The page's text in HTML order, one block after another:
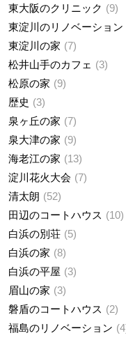
東大阪のクリニック
9
東淀川のリノベーション
東淀川の家
7
松井山手のカフェ
3
松原の家
9
歴史
3
泉ヶ丘の家
7
泉大津の家
9
海老江の家
13
淀川花火大会
7
清太朗
52
田辺のコートハウス
10
白浜の別荘
5
白浜の家
8
白浜の平屋
3
眉山の家
3
磐盾のコートハウス
2
福島のリノベーション
4